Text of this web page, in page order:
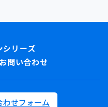
問い合わせ
わせフォーム